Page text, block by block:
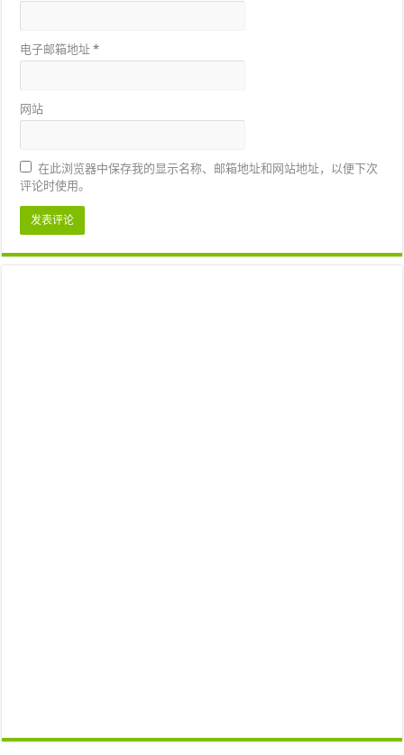
电子邮箱地址*
网站
在此浏览器中保存我的显示名称、邮箱地址和网站地址，以便下次
评论时使用。